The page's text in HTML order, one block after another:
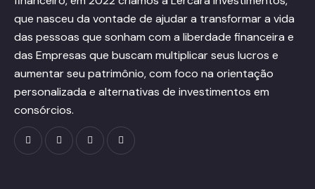
que nasceu da vontade de ajudar a transformar a vida
das pessoas que sonham com a liberdade financeira e
das Empresas que buscam multiplicar seus lucros e
aumentar seu patrimônio, com foco na orientação
personalizada e alternativas de investimentos em
consórcios.